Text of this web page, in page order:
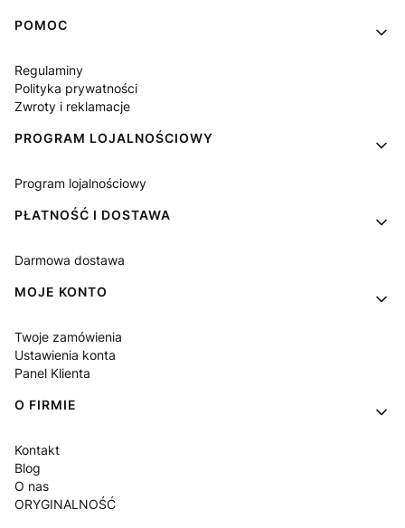
Linki w stopce
POMOC
Regulaminy
Polityka prywatności
Zwroty i reklamacje
PROGRAM LOJALNOŚCIOWY
Program lojalnościowy
PŁATNOŚĆ I DOSTAWA
Darmowa dostawa
MOJE KONTO
Twoje zamówienia
Ustawienia konta
Panel Klienta
O FIRMIE
Kontakt
Blog
O nas
ORYGINALNOŚĆ